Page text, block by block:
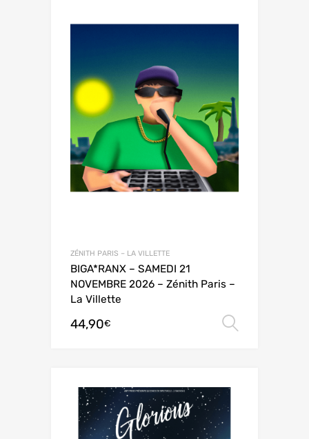
ZÉNITH PARIS – LA VILLETTE
BIGA*RANX – SAMEDI 21
NOVEMBRE 2026 – Zénith Paris –
La Villette
44,90€